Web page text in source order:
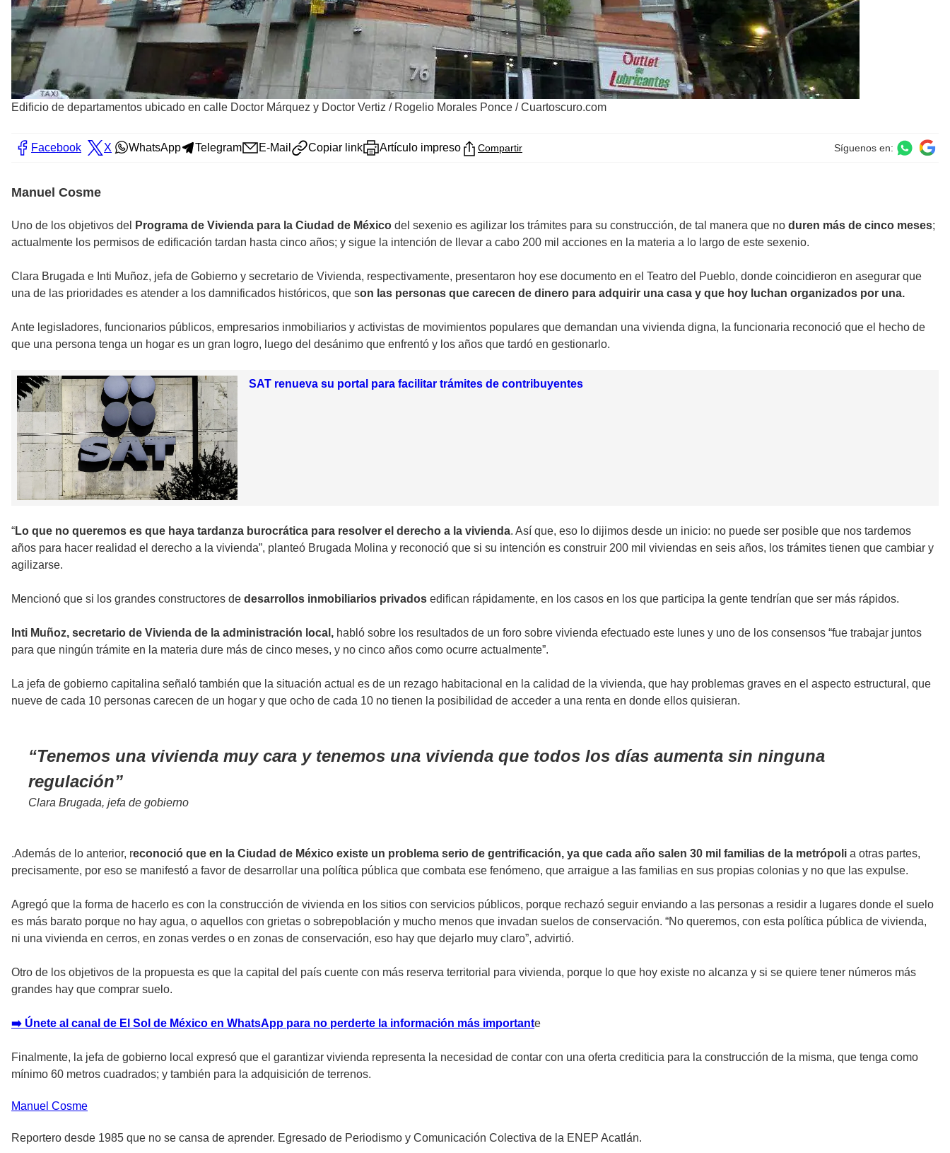
Edificio de departamentos ubicado en calle Doctor Márquez y Doctor Vertiz / Rogelio Morales Ponce / Cuartoscuro.com
Facebook X WhatsApp Telegram E-Mail Copiar link Artículo impreso Compartir Síguenos en:
Manuel Cosme
Uno de los objetivos del Programa de Vivienda para la Ciudad de México del sexenio es agilizar los trámites para su construcción, de tal manera que no duren más de cinco meses;
actualmente los permisos de edificación tardan hasta cinco años; y sigue la intención de llevar a cabo 200 mil acciones en la materia a lo largo de este sexenio.
Clara Brugada e Inti Muñoz, jefa de Gobierno y secretario de Vivienda, respectivamente, presentaron hoy ese documento en el Teatro del Pueblo, donde coincidieron en asegurar que
una de las prioridades es atender a los damnificados históricos, que son las personas que carecen de dinero para adquirir una casa y que hoy luchan organizados por una.
Ante legisladores, funcionarios públicos, empresarios inmobiliarios y activistas de movimientos populares que demandan una vivienda digna, la funcionaria reconoció que el hecho de
que una persona tenga un hogar es un gran logro, luego del desánimo que enfrentó y los años que tardó en gestionarlo.
SAT renueva su portal para facilitar trámites de contribuyentes
“Lo que no queremos es que haya tardanza burocrática para resolver el derecho a la vivienda. Así que, eso lo dijimos desde un inicio: no puede ser posible que nos tardemos
años para hacer realidad el derecho a la vivienda”, planteó Brugada Molina y reconoció que si su intención es construir 200 mil viviendas en seis años, los trámites tienen que cambiar y
agilizarse.
Mencionó que si los grandes constructores de desarrollos inmobiliarios privados edifican rápidamente, en los casos en los que participa la gente tendrían que ser más rápidos.
Inti Muñoz, secretario de Vivienda de la administración local, habló sobre los resultados de un foro sobre vivienda efectuado este lunes y uno de los consensos “fue trabajar juntos
para que ningún trámite en la materia dure más de cinco meses, y no cinco años como ocurre actualmente”.
La jefa de gobierno capitalina señaló también que la situación actual es de un rezago habitacional en la calidad de la vivienda, que hay problemas graves en el aspecto estructural, que
nueve de cada 10 personas carecen de un hogar y que ocho de cada 10 no tienen la posibilidad de acceder a una renta en donde ellos quisieran.
Tenemos una vivienda muy cara y tenemos una vivienda que todos los días aumenta sin ninguna
regulación
Clara Brugada, jefa de gobierno
.Además de lo anterior, reconoció que en la Ciudad de México existe un problema serio de gentrificación, ya que cada año salen 30 mil familias de la metrópoli a otras partes,
precisamente, por eso se manifestó a favor de desarrollar una política pública que combata ese fenómeno, que arraigue a las familias en sus propias colonias y no que las expulse.
Agregó que la forma de hacerlo es con la construcción de vivienda en los sitios con servicios públicos, porque rechazó seguir enviando a las personas a residir a lugares donde el suelo
es más barato porque no hay agua, o aquellos con grietas o sobrepoblación y mucho menos que invadan suelos de conservación. “No queremos, con esta política pública de vivienda,
ni una vivienda en cerros, en zonas verdes o en zonas de conservación, eso hay que dejarlo muy claro”, advirtió.
Otro de los objetivos de la propuesta es que la capital del país cuente con más reserva territorial para vivienda, porque lo que hoy existe no alcanza y si se quiere tener números más
grandes hay que comprar suelo.
➡️ Únete al canal de El Sol de México en WhatsApp para no perderte la información más importante
Finalmente, la jefa de gobierno local expresó que el garantizar vivienda representa la necesidad de contar con una oferta crediticia para la construcción de la misma, que tenga como
mínimo 60 metros cuadrados; y también para la adquisición de terrenos.
Manuel Cosme
Reportero desde 1985 que no se cansa de aprender. Egresado de Periodismo y Comunicación Colectiva de la ENEP Acatlán.